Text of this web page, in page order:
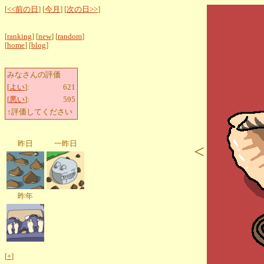
[<<前の日 ] [今月 ] [次の日>>]
[ranking] [new] [random]
[home] [blog]
みなさんの評価
[よい]:
621
[悪い]:
595
↑評価してください
昨日 一昨日
昨年
[+]
<